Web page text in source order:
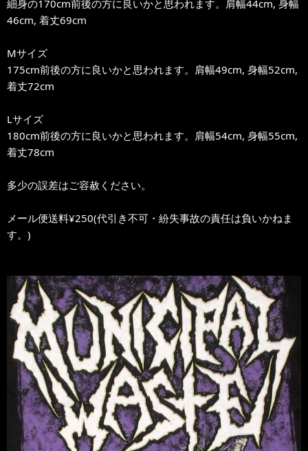
細身の170cm前後の方に良いかと思われます。肩幅44cm, 身幅
46cm, 着丈69cm
Mサイズ
175cm前後の方に良いかと思われます。肩幅49cm, 身幅52cm,
着丈72cm
Lサイズ
180cm前後の方に良いかと思われます。肩幅54cm, 身幅55cm,
着丈78cm
多少の誤差はご容赦ください。
メール便送料¥250(代引き不可・紛失事故の責任は負いかねま
す。)